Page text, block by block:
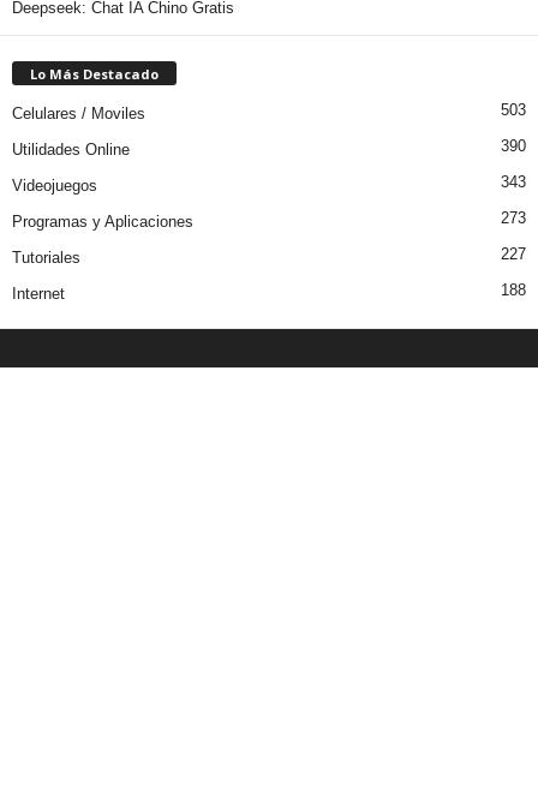
Deepseek: Chat IA Chino Gratis
Lo Más Destacado
Celulares / Moviles 503
Utilidades Online 390
Videojuegos 343
Programas y Aplicaciones 273
Tutoriales 227
Internet 188